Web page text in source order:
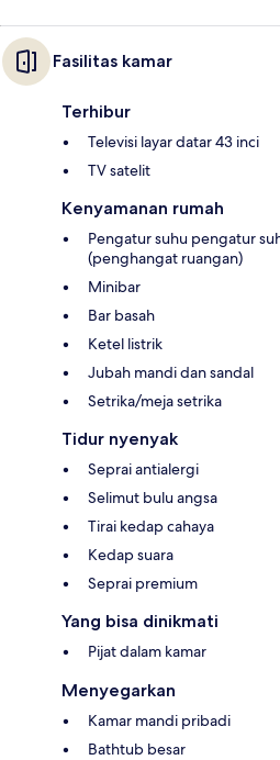
Fasilitas kamar
Terhibur
Televisi layar datar 43 inci
TV satelit
Kenyamanan rumah
Pengatur suhu pengatur
(penghangat ruangan)
Minibar
Bar basah
Ketel listrik
Jubah mandi dan sandal
Setrika/meja setrika
Tidur nyenyak
Seprai antialergi
Selimut bulu angsa
Tirai kedap cahaya
Kedap suara
Seprai premium
Yang bisa dinikmati
Pijat dalam kamar
Menyegarkan
Kamar mandi pribadi
Bathtub besar